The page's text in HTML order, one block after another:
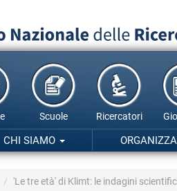
Scuole Ricercatori
CHI SIAMO
'Le tre età' di Klimt: le indagini